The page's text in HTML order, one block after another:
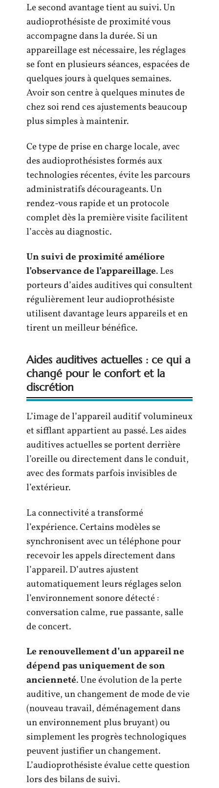
Le second avantage tient au suivi. Un
audioprothésiste de proximité vous
accompagne dans la durée. Si un
appareillage est nécessaire, les réglages
se font en plusieurs séances, espacées de
quelques jours à quelques semaines.
Avoir son centre à quelques minutes de
chez soi rend ces ajustements beaucoup
plus simples à maintenir.
Ce type de prise en charge locale, avec
des audioprothésistes formés aux
technologies récentes, évite les parcours
administratifs décourageants. Un
rendez-vous rapide et un protocole
complet dès la première visite facilitent
l’accès au diagnostic.
Un suivi de proximité améliore
l’observance de l’appareillage. Les
porteurs d’aides auditives qui consultent
régulièrement leur audioprothésiste
utilisent davantage leurs appareils et en
tirent un meilleur bénéfice.
Aides auditives actuelles : ce qui a
changé pour le confort et la
discrétion
L’image de l’appareil auditif volumineux
et sifflant appartient au passé. Les aides
auditives actuelles se portent derrière
l’oreille ou directement dans le conduit,
avec des formats parfois invisibles de
l’extérieur.
La connectivité a transformé
l’expérience. Certains modèles se
synchronisent avec un téléphone pour
recevoir les appels directement dans
l’appareil. D’autres ajustent
automatiquement leurs réglages selon
l’environnement sonore détecté :
conversation calme, rue passante, salle
de concert.
Le renouvellement d’un appareil ne
dépend pas uniquement de son
ancienneté. Une évolution de la perte
auditive, un changement de mode de vie
(nouveau travail, déménagement dans
un environnement plus bruyant) ou
simplement les progrès technologiques
peuvent justifier un changement.
L’audioprothésiste évalue cette question
lors des bilans de suivi.